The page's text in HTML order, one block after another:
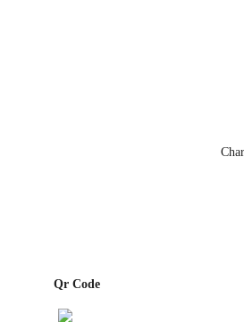
Qr Code